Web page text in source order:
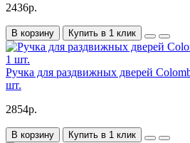
2436р.
В корзину Купить в 1 клик
Ручка для раздвижных дверей
шт.
2854р.
В корзину Купить в 1 клик